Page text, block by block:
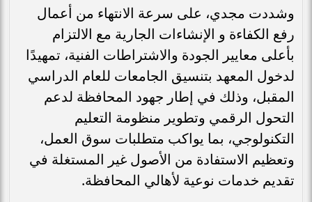
وشددت مجدي، على سرعة الانتهاء من أعمال
رفع الكفاءة و الإنشاءات الجارية مع الالتزام
بأعلى معايير الجودة والاشتراطات الفنية، تمهيدًا
لدخول المعهد بتنسيق الجامعات للعام الدراسي
المقبل، وذلك في إطار جهود المحافظة لدعم
التحول الرقمي وتطوير منظومة التعليم
التكنولوجي، بما يواكب متطلبات سوق العمل،
وتعظيم الاستفادة من الأصول غير المستغلة في
تقديم خدمات نوعية لأهالي المحافظة.